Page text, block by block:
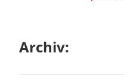
Archiv: